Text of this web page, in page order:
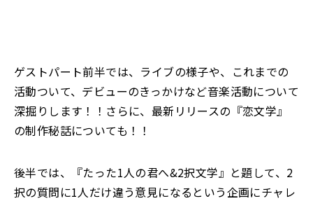
ゲストパート前半では、ライブの様子や、これまでの
活動ついて、デビューのきっかけなど音楽活動について
深掘りします！！さらに、最新リリースの『恋文学』
の制作秘話についても！！
後半では、『たった1人の君へ&2択文学』と題して、2
択の質問に1人だけ違う意見になるという企画にチャレ